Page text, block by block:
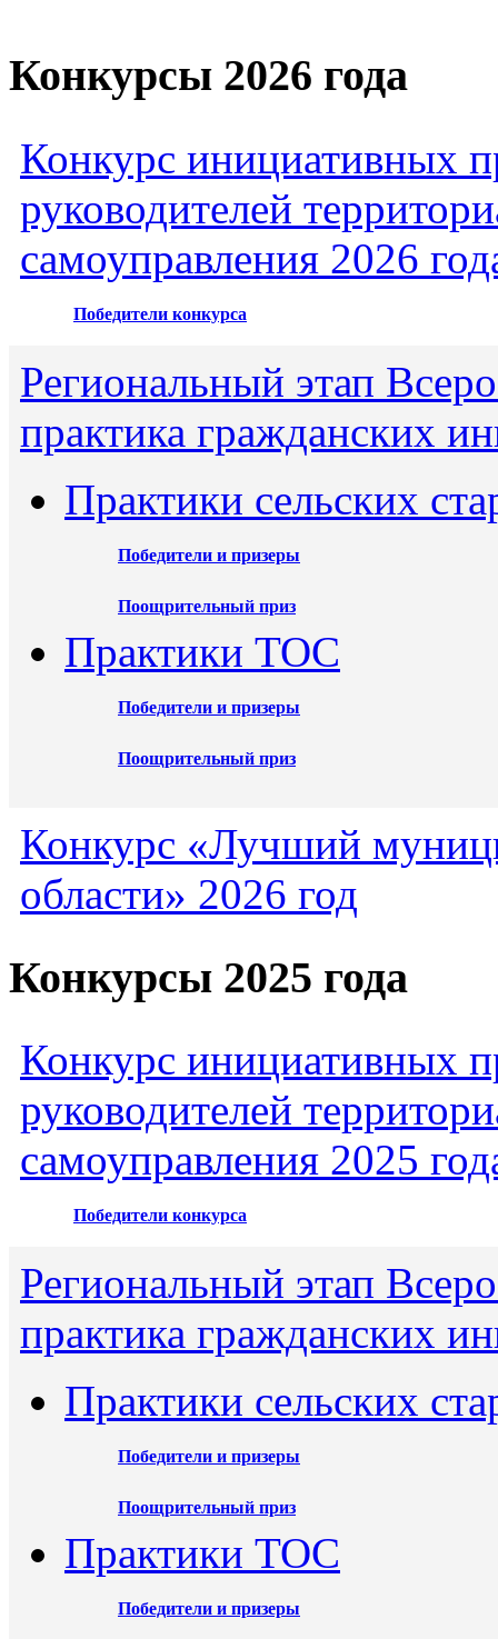
Конкурсы 2026 года
Конкурс инициативных
руководителей
самоуправления 2026
Победители конкурса
Региональный этап
практика гражданских
Практики сельских
Победители и призеры
Поощрительный приз
Практики ТОС
Победители и призеры
Поощрительный приз
Конкурс «Лучший
области» 2026 год
Конкурсы 2025 года
Конкурс инициативных
руководителей
самоуправления 2025
Победители конкурса
Региональный этап
практика гражданских
Практики сельских
Победители и призеры
Поощрительный приз
Практики ТОС
Победители и призеры